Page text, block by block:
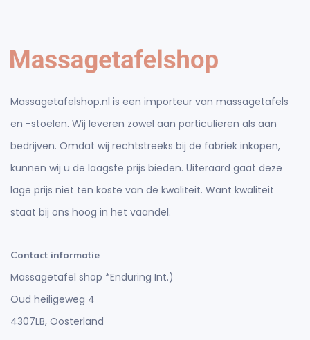
Massagetafelshop.nl is een importeur van massagetafels
en -stoelen. Wij leveren zowel aan particulieren als aan
bedrijven. Omdat wij rechtstreeks bij de fabriek inkopen,
kunnen wij u de laagste prijs bieden. Uiteraard gaat deze
lage prijs niet ten koste van de kwaliteit. Want kwaliteit
staat bij ons hoog in het vaandel.
Contact informatie
Massagetafel shop *Enduring Int.)
Oud heiligeweg 4
4307LB, Oosterland